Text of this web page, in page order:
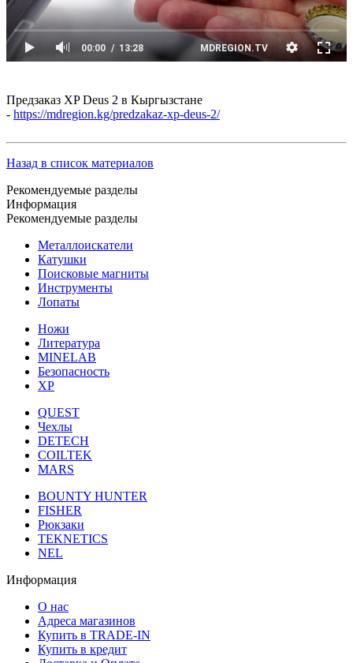
Предзаказ XP Deus 2 в Кыргызстане
- https://mdregion.kg/predzakaz-xp-deus-2/
Назад в список материалов
Рекомендуемые разделы
Информация
Рекомендуемые разделы
Металлоискатели
Катушки
Поисковые магниты
Инструменты
Лопаты
Ножи
Литература
MINELAB
Безопасность
XP
QUEST
Чехлы
DETECH
COILTEK
MARS
BOUNTY HUNTER
FISHER
Рюкзаки
TEKNETICS
NEL
Информация
О нас
Адреса магазинов
Купить в TRADE-IN
Купить в кредит